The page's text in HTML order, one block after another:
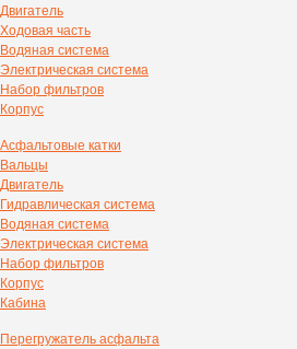
Двигатель
Ходовая часть
Водяная система
Электрическая система
Набор фильтров
Корпус
Асфальтовые катки
Вальцы
Двигатель
Гидравлическая система
Водяная система
Электрическая система
Набор фильтров
Корпус
Кабина
Перегружатель асфальта